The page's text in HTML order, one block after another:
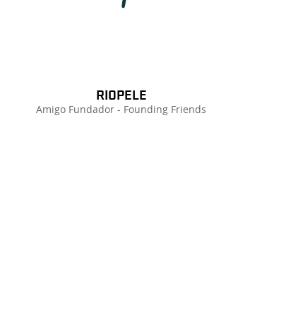
RIOPELE
Amigo Fundador - Founding Friends